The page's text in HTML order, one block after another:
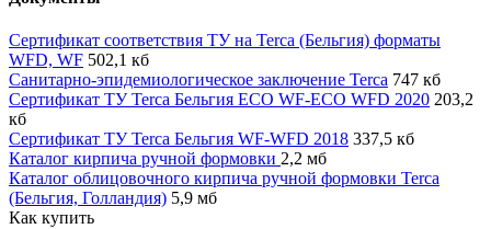
Сертификат соответствия ТУ на Terca (Бельгия) форматы
WFD, WF 502,1 кб
Санитарно-эпидемиологическое заключение Terca 747 кб
Сертификат ТУ Terca Бельгия ECO WF-ECO WFD 2020 203,2
кб
Сертификат ТУ Terca Бельгия WF-WFD 2018 337,5 кб
Каталог кирпича ручной формовки 2,2 мб
Каталог облицовочного кирпича ручной формовки Terca
(Бельгия, Голландия) 5,9 мб
Как купить